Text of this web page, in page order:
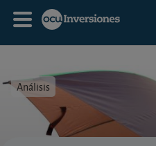
Análisis